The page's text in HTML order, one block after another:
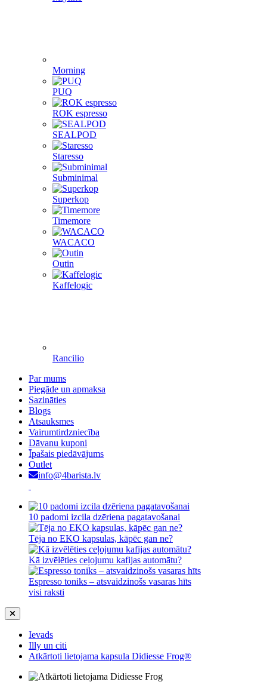
Morning
PUQ
ROK espresso
SEALPOD
Staresso
Subminimal
Superkop
Timemore
WACACO
Outin
Kaffelogic
Rancilio
Par mums
Piegāde un apmaksa
Sazināties
Blogs
Atsauksmes
Vairumtirdzniecība
Dāvanu kuponi
Īpašais piedāvājums
Outlet
info@4barista.lv
10 padomi izcila dzēriena pagatavošanai
Tēja no EKO kapsulas, kāpēc gan ne?
Kā izvēlēties ceļojumu kafijas automātu?
Espresso toniks – atsvaidzinošs vasaras hīts
visi raksti
Ievads
Illy un citi
Atkārtoti lietojama kapsula Didiesse Frog®